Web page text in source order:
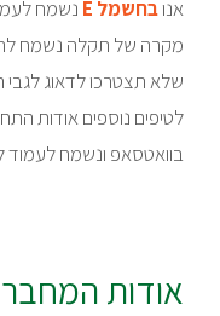
אנובחשמל E
נשמח
מקרה של תקלה נשמח
שלא תצטרכו לדאוג
לטיפים נוספים אודות
בוואטסאפ ונשמח לעמוד
אודות המחבר